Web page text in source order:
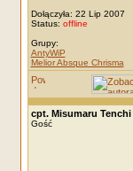
Dołączyła: 22 Lip 2007
Status: offline
Grupy:
AntyWiP
Melior Absque Chrisma
cpt. Misumaru Tenchi
Gość